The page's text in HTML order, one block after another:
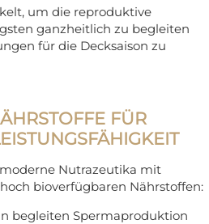
um die reproduktive
ganzheitlich zu begleiten
für die Decksaison zu
FÜR
Nutrazeutika mit
bioverfügbaren Nährstoffen:
begleiten Spermaproduktion